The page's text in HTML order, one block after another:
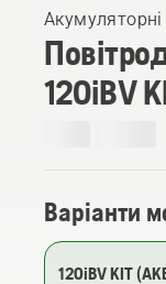
Акумуляторні
120iBV
Варіанти
120iBV KIT